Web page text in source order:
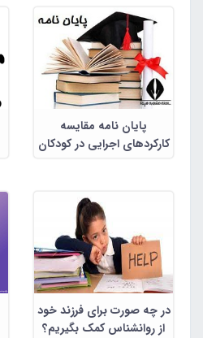
پایان نامه مقایسه
کارکردهای اجرایی در کودکان
خلاقیت
در چه صورت برای فرزند خود
از روانشناس کمک بگیریم؟